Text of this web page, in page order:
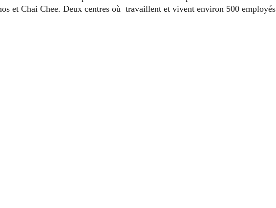
et Chai Chee. Deux centres où travaillent et vivent environ 500 employés